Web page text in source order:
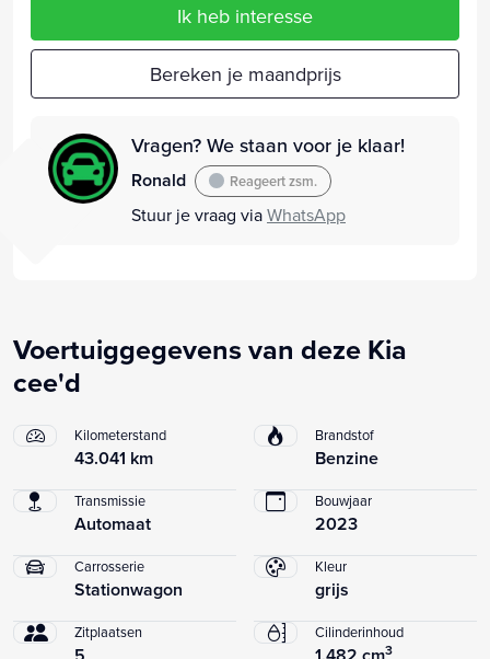
Ik heb interesse
Bereken je maandprijs
Vragen? We staan voor je klaar!
Ronald Reageert zsm.
Stuur je vraag viaWhatsApp
Voertuiggegevens van deze Kia
cee'd
Kilometerstand
43.041 km
Brandstof
Benzine
Transmissie
Automaat
Bouwjaar
2023
Carrosserie
Stationwagon
Kleur
grijs
Zitplaatsen Cilinderinhoud
3